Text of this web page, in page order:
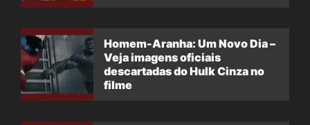
Homem-Aranha: Um Novo Dia –
Veja imagens oficiais
descartadas do Hulk Cinza no
filme